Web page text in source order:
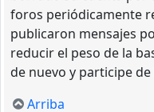
foros periódicamente
publicaron mensajes
reducir el peso de la
de nuevo y participe
Arriba